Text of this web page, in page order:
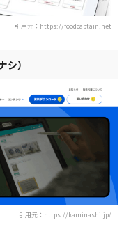
引用元：https://foodcaptain.net
）
引用元：https://kaminashi.jp/